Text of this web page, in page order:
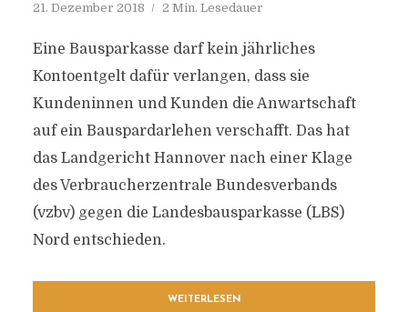
21. Dezember 2018 2 Min. Lesedauer
Eine Bausparkasse darf kein jährliches
Kontoentgelt dafür verlangen, dass sie
Kundeninnen und Kunden die Anwartschaft
auf ein Bauspardarlehen verschafft. Das hat
das Landgericht Hannover nach einer Klage
des Verbraucherzentrale Bundesverbands
(vzbv) gegen die Landesbausparkasse (LBS)
Nord entschieden.
WEITERLESEN